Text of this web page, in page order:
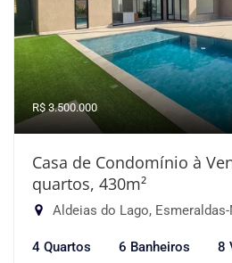
R$ 3.500.000
Casa de Condomínio à
quartos, 430m²
Aldeias do Lago, Esmeraldas-
4 Quartos 6 Banheiros 8